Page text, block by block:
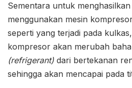
Sementara untuk
menggunakan mesin
seperti yang terjadi pada
kompresor akan merubah
(refrigerant) dari bertekanan
sehingga akan mencapai pada